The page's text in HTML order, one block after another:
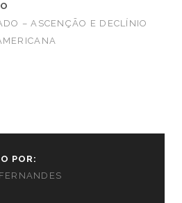
– ASCENÇÃO E DECLÍNIO
POR: